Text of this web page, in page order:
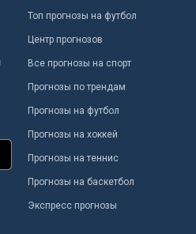
Топ прогнозы на футбол
Центр прогнозов
Все прогнозы на спорт
Прогнозы по трендам
Прогнозы на футбол
Прогнозы на хоккей
Прогнозы на теннис
Прогнозы на баскетбол
Экспресс прогнозы